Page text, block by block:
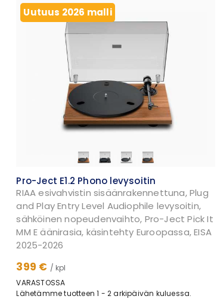
Uutuus 2026 malli
Pro-Ject E1.2 Phono levysoitin
RIAA esivahvistin sisäänrakennettuna, Plug
and Play Entry Level Audiophile levysoitin,
sähköinen nopeudenvaihto, Pro-Ject Pick It
MM E äänirasia, käsintehty Euroopassa, EISA
2025-2026
399 € / kpl
VARASTOSSA
Lähetämme tuotteen 1 - 2 arkipäivän kuluessa.